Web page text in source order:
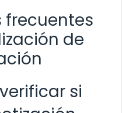
frecuentes
de
si